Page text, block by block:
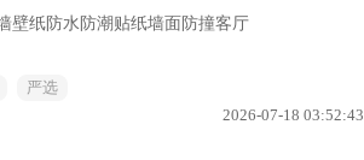
壁纸防水防潮贴纸墙面防撞客厅
严选
2026-07-18 03:52:43